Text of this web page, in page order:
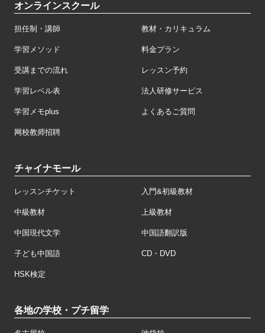
オンラインスクール
担任制・講師 教材・カリキュラム
学習メソッド 料金プラン
受講までの流れ レッスン予約
学習レベル表 法人研修サービス
学習メモplus よくあるご質問
网校教师招聘
チャイナモール
レッスンチケット 入門&初級教材
中級教材 上級教材
中国現代文学 中国語翻訳版
子ども中国語 CD・DVD
HSK検定
各地の学校・プチ留学